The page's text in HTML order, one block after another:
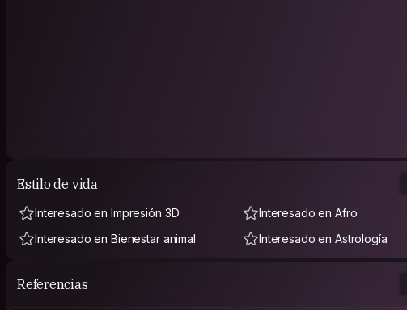
Estilo de vida
Interesado en Impresión 3D
Interesado en Afro
Interesado en Bienestar animal
Interesado en Astrología
Referencias